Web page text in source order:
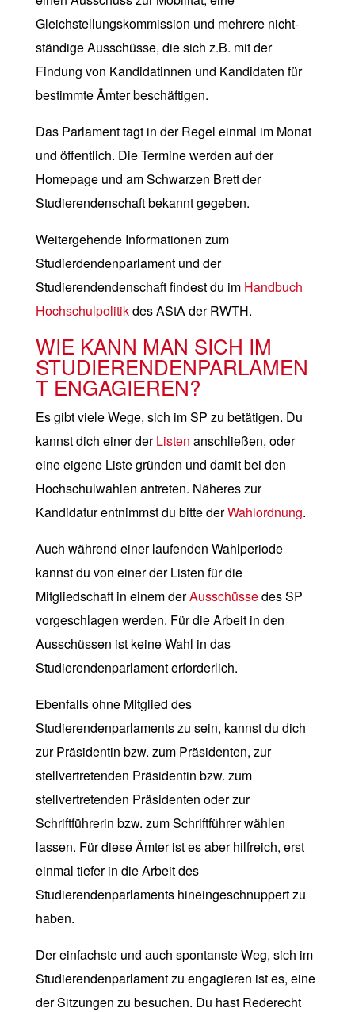
Gleichstellungskommission und mehrere nicht-
ständige Ausschüsse, die sich z.B. mit der
Findung von Kandidatinnen und Kandidaten für
bestimmte Ämter beschäftigen.
Das Parlament tagt in der Regel einmal im Monat
und öffentlich. Die Termine werden auf der
Homepage und am Schwarzen Brett der
Studierendenschaft bekannt gegeben.
Weitergehende Informationen zum
Studierdendenparlament und der
Studierendendenschaft findest du im Handbuch
Hochschulpolitikdes AStA der RWTH.
WIE KANN MAN SICH IM
STUDIERENDENPARLAMEN
T ENGAGIEREN?
Es gibt viele Wege, sich im SP zu betätigen. Du
kannst dich einer derListen anschließen, oder
eine eigene Liste gründen und damit bei den
Hochschulwahlen antreten. Näheres zur
Kandidatur entnimmst du bitte derWahlordnung.
Auch während einer laufenden Wahlperiode
kannst du von einer der Listen für die
Mitgliedschaft in einem derAusschüssedes SP
vorgeschlagen werden. Für die Arbeit in den
Ausschüssen ist keine Wahl in das
Studierendenparlament erforderlich.
Ebenfalls ohne Mitglied des
Studierendenparlaments zu sein, kannst du dich
zur Präsidentin bzw. zum Präsidenten, zur
stellvertretenden Präsidentin bzw. zum
stellvertretenden Präsidenten oder zur
Schriftführerin bzw. zum Schriftführer wählen
lassen. Für diese Ämter ist es aber hilfreich, erst
einmal tiefer in die Arbeit des
Studierendenparlaments hineingeschnuppert zu
haben.
Der einfachste und auch spontanste Weg, sich im
Studierendenparlament zu engagieren ist es, eine
der Sitzungen zu besuchen. Du hast Rederecht